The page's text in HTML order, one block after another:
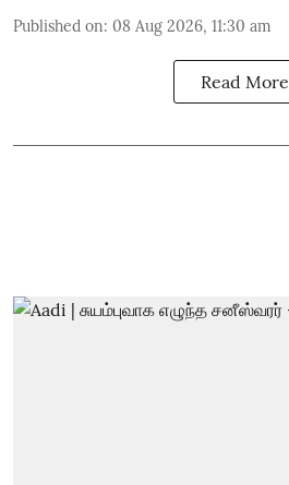
Published on: 08 Aug 2026, 11:30 am
Read More